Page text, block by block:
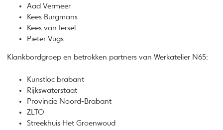
​Aad Vermeer
Kees Burgmans
Kees van Iersel
Pieter Vugs
Klankbordgroep en betrokken partners van Werkatelier N65:
Kunstloc brabant
Rijkswaterstaat
Provincie Noord-Brabant
ZLTO
Streekhuis Het Groenwoud